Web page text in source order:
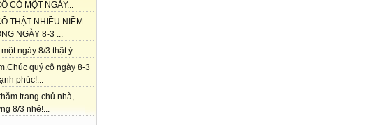
CÓ MỘT NGÀY...
THẬT NHIỀU NIỀM
NGÀY 8-3 ...
ngày 8/3 thật ý...
quý cô ngày 8-3
phúc!...
trang chủ nhà,
8/3 nhé!...